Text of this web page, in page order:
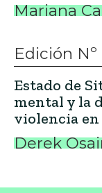
Mariana
Edición Nº
Estado de
mental y la
violencia en
Derek